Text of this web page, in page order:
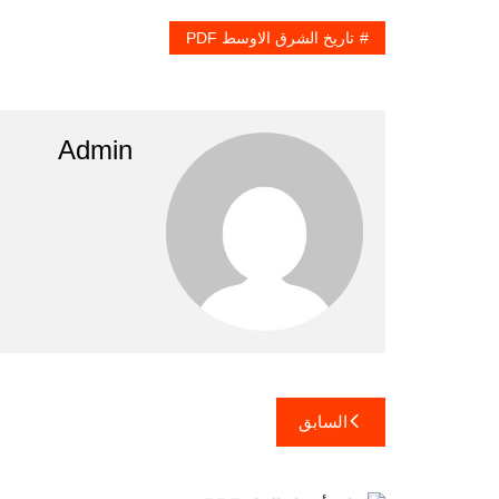
تاريخ الشرق الاوسط PDF
Admin
تصفّح
المقالات
السابق